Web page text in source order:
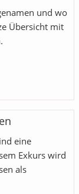
und wo
Übersicht mit
eine
Exkurs wird
als